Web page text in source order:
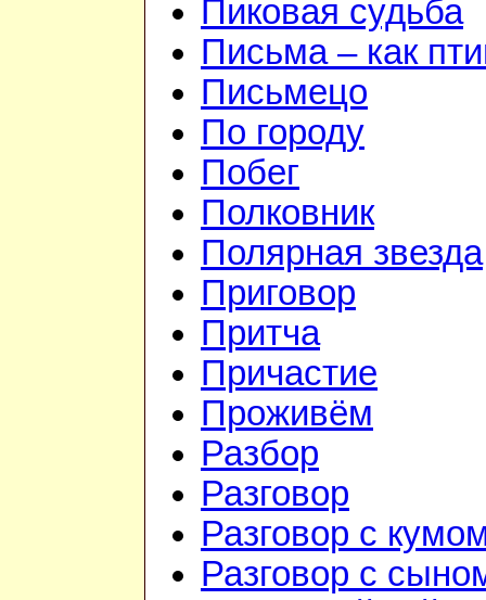
Пиковая судьба
Письма – как
Письмецо
По городу
Побег
Полковник
Полярная звезда
Приговор
Притча
Причастие
Проживём
Разбор
Разговор
Разговор с
Разговор с